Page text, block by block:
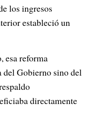
los ingresos
estableció un
esa reforma
Gobierno sino del
directamente